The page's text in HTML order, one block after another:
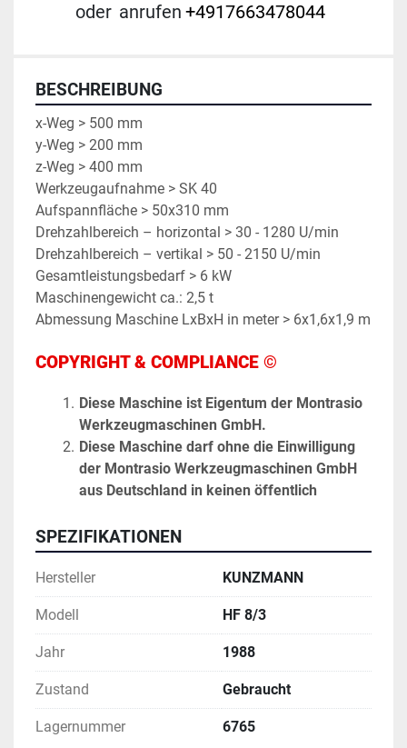
oder anrufen +4917663478044
BESCHREIBUNG
x-Weg > 500 mm
y-Weg > 200 mm
z-Weg > 400 mm
Werkzeugaufnahme > SK 40
Aufspannfläche > 50x310 mm
Drehzahlbereich – horizontal > 30 - 1280 U/min
Drehzahlbereich – vertikal > 50 - 2150 U/min
Gesamtleistungsbedarf > 6 kW
Maschinengewicht ca.: 2,5 t
Abmessung Maschine LxBxH in meter > 6x1,6x1,9 m
COPYRIGHT & COMPLIANCE ©
Diese Maschine ist Eigentum der Montrasio
Werkzeugmaschinen GmbH.
Diese Maschine darf ohne die Einwilligung
der Montrasio Werkzeugmaschinen GmbH
aus Deutschland in keinen öffentlich
veröffentlicht werden.
Bei widerrechtlichem Identitäten-Diebstahl &
illegaler Aneignung unserer hoheitlichen
Daten, welche zur exklusiven Vermarktung
auf der Homepage der Montrasio
Werkzeugmaschinen GmbH bereit gestellt
den Behörden in Kompetenz.
SPEZIFIKATIONEN
Hersteller KUNZMANN
Modell HF 8/3
Jahr 1988
Zustand Gebraucht
Lagernummer 6765